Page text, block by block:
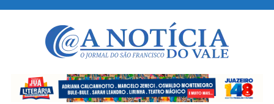
A Noticia Do Vale